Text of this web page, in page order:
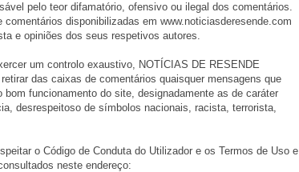
pelo teor difamatório, ofensivo ou ilegal dos comentários.
disponibilizadas em www.noticiasderesende.com
e opiniões dos seus respetivos autores.
um controlo exaustivo, NOTÍCIAS DE RESENDE
das caixas de comentários quaisquer mensagens que
bom funcionamento do site, designadamente as de caráter
desrespeitoso de símbolos nacionais, racista, terrorista,
o Código de Conduta do Utilizador e os Termos de Uso e
neste endereço: